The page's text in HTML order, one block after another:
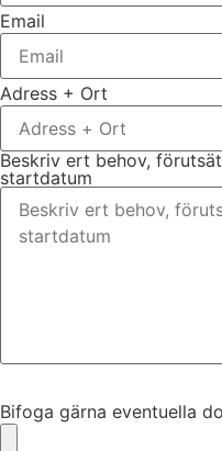
Email
Adress + Ort
Beskriv ert behov,
startdatum
Bifoga gärna eventuella